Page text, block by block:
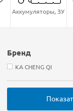
Аккумуляторы, ЗУ
Бренд
KA CHENG QI